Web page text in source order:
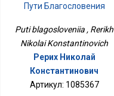
Пути Благословения
Puti blagosloveniia , Rerikh
Nikolai Konstantinovich
Рерих Николай
Константинович
Артикул: 1085367